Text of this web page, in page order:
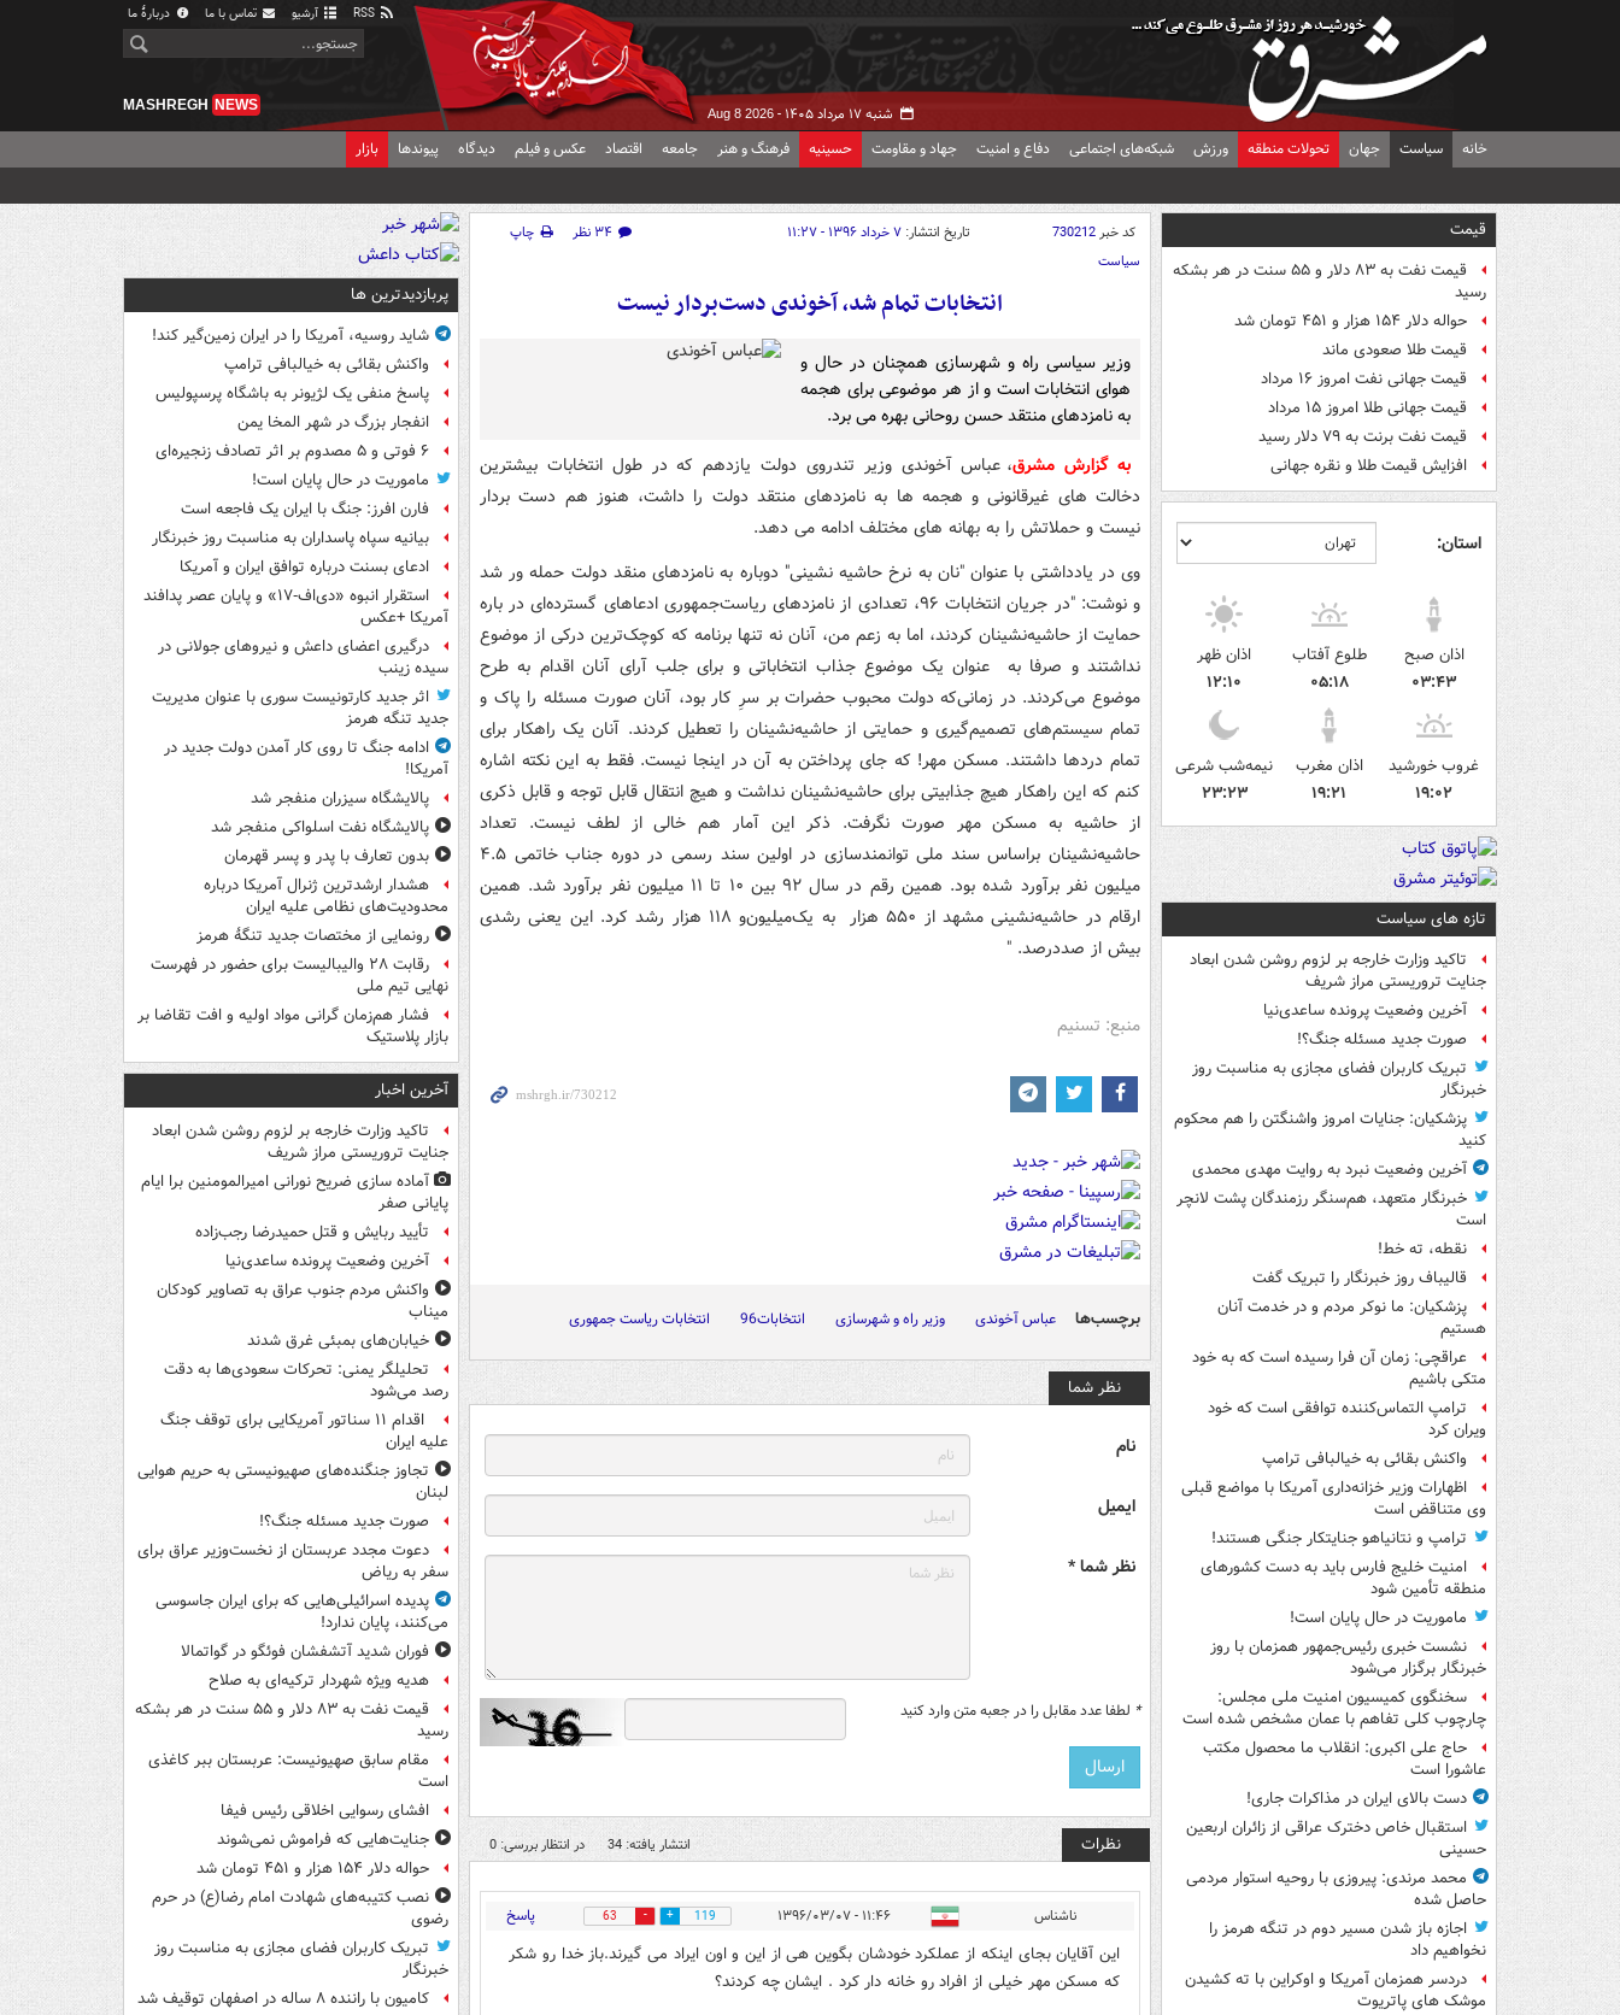
آرشیو تماس با ما دربارهٔ ما
شنبه ۱۷ مرداد ۱۴۰۵ - Aug 8 2026
MASHREGH NEWS
خانه سیاست جهان تحولات منطقه ورزش شبکه‌های اجتماعی دفاع و امنیت جهاد و مقاومت حسینیه فرهنگ و هنر جامعه اقتصاد عکس و فیلم دیدگاه پیوندها بازار
قیمت
قیمت نفت به ۸۳ دلار و ۵۵ سنت در هر بشکه
رسید
حواله دلار ۱۵۴ هزار و ۴۵۱ تومان شد
قیمت طلا صعودی ماند
قیمت جهانی نفت امروز ۱۶ مرداد
قیمت جهانی طلا امروز ۱۵ مرداد
قیمت نفت برنت به ۷۹ دلار رسید
افزایش قیمت طلا و نقره جهانی
استان:
اذان صبح
۰۳:۴۳
طلوع آفتاب
۰۵:۱۸
اذان ظهر
۱۲:۱۰
غروب خورشید
۱۹:۰۲
اذان مغرب
۱۹:۲۱
نیمه‌شب شرعی
۲۳:۲۳
تازه های سیاست
تاکید وزارت خارجه بر لزوم روشن شدن ابعاد
جنایت تروریستی مراز شریف
آخرین وضعیت پرونده ساعدی‌نیا
صورت جدید مسئله جنگ؟!
تبریک کاربران فضای مجازی به مناسبت روز
خبرنگار
پزشکیان: جنایات امروز واشنگتن را هم محکوم
کنید
آخرین وضعیت نبرد به روایت مهدی محمدی
خبرنگار متعهد، هم‌سنگر رزمندگان پشت لانچر
است
نقطه، ته خط!
قالیباف روز خبرنگار را تبریک گفت
پزشکیان: ما نوکر مردم و در خدمت آنان
هستیم
عراقچی: زمان آن فرا رسیده است که به خود
متکی باشیم
ترامپ التماس‌کننده توافقی است که خود
ویران کرد
واکنش بقائی به خیالبافی ترامپ
اظهارات وزیر خزانه‌داری آمریکا با مواضع قبلی
وی متناقض است
ترامپ و نتانیاهو جنایتکار جنگی هستند!
امنیت خلیج فارس باید به دست کشورهای
منطقه تأمین شود
ماموریت در حال پایان است!
نشست خبری رئیس‌جمهور همزمان با روز
خبرنگار برگزار می‌شود
سخنگوی کمیسیون امنیت ملی مجلس:
چارچوب کلی تفاهم با عمان مشخص شده است
حاج علی اکبری: انقلاب ما محصول مکتب
عاشورا است
دست بالای ایران در مذاکرات جاری!
استقبال خاص دخترک عراقی از زائران اربعین
حسینی
محمد مرندی: پیروزی با روحیه استوار مردمی
حاصل شده
اجازه باز شدن مسیر دوم در تنگه هرمز را
نخواهیم داد
دردسر همزمان آمریکا و اوکراین با ته کشیدن
موشک های پاتریوت
کد خبر730212 تاریخ انتشار: ۷ خرداد ۱۳۹۶ - ۱۱:۲۷ ۳۴ نظر
چاپ
سیاست
انتخابات تمام شد، آخوندی دست‌بردار نیست
وزیر سیاسی راه و شهرسازی همچنان در حال و
هوای انتخابات است و از هر موضوعی برای هجمه
به نامزدهای منتقد حسن روحانی بهره می برد.
به گزارش مشرق، عباس آخوندی وزیر تندروی دولت یازدهم که در طول انتخابات بیشترین
دخالت های غیرقانونی و هجمه ها به نامزدهای منتقد دولت را داشت، هنوز هم دست بردار
نیست و حملاتش را به بهانه های مختلف ادامه می دهد.
وی در یادداشتی با عنوان "نان به نرخ حاشیه نشینی" دوباره به نامزدهای منقد دولت حمله ور شد
و نوشت: "در جریان انتخابات ۹۶، تعدادی از نامزدهای ریاست‌جمهوری ادعاهای گسترده‌ای در باره
حمایت از حاشیه‌نشینان کردند، اما به زعم من، آنان نه تنها برنامه که کوچک‌ترین درکی از موضوع
نداشتند و صرفا به عنوان یک موضوع جذاب انتخاباتی و برای جلب آرای آنان اقدام به طرح
موضوع می‌کردند. در زمانی‌که دولت محبوب حضرات بر سرِ کار بود، آنان صورت مسئله را پاک و
تمام سیستم‌های تصمیم‌گیری و حمایتی از حاشیه‌نشینان را تعطیل کردند. آنان یک راهکار برای
تمام دردها داشتند. مسکن مهر! که جای پرداختن به آن در اینجا نیست. فقط به این نکته اشاره
کنم که این راهکار هیچ جذابیتی برای حاشیه‌نشینان نداشت و هیچ انتقال قابل توجه و قابل ذکری
از حاشیه به مسکن مهر صورت نگرفت. ذکر این آمار هم خالی از لطف نیست. تعداد
حاشیه‌نشینان براساس سند ملی توانمندسازی در اولین سند رسمی در دوره جناب خاتمی ۴.۵
میلیون نفر برآورد شده ‌بود. همین رقم در سال ۹۲ بین ۱۰ تا ۱۱ میلیون نفر برآورد شد. همین
ارقام در حاشیه‌نشینی مشهد از ۵۵۰ هزار به یک‌میلیون‌و ۱۱۸ هزار رشد کرد. این یعنی رشدی
بیش از صددرصد. "
منبع: تسنیم
برچسب‌ها عباس آخوندی وزیر راه و شهرسازی انتخابات96 انتخابات ریاست جمهوری
نظر شما
نام
ایمیل
نظر شما *
* لطفا عدد مقابل را در جعبه متن وارد کنید
نظرات انتشار یافته: 34 در انتظار بررسی: 0
ناشناس ۱۱:۴۶ - ۱۳۹۶/۰۳/۰۷ 119
63 پاسخ
این آقایان بجای اینکه از عملکرد خودشان بگوین هی از این و اون ایراد می گیرند.باز خدا رو شکر
که مسکن مهر خیلی از افراد رو خانه دار کرد . ایشان چه کردند؟
پربازدیدترین ها
شاید روسیه، آمریکا را در ایران زمین‌گیر کند!
واکنش بقائی به خیالبافی ترامپ
پاسخ منفی یک لژیونر به باشگاه پرسپولیس
انفجار بزرگ در شهر المخا یمن
۶ فوتی و ۵ مصدوم بر اثر تصادف زنجیره‌ای
ماموریت در حال پایان است!
فارن افرز: جنگ با ایران یک فاجعه است
بیانیه سپاه پاسداران به مناسبت روز خبرنگار
ادعای بسنت درباره توافق ایران و آمریکا
استقرار انبوه «دی‌اف‑۱۷» و پایان عصر پدافند
آمریکا +عکس
درگیری اعضای داعش و نیروهای جولانی در
سیده زینب
اثر جدید کارتونیست سوری با عنوان مدیریت
جدید تنگه هرمز
ادامه جنگ تا روی کار آمدن دولت جدید در
آمریکا!
پالایشگاه سیزران منفجر شد
پالایشگاه نفت اسلواکی منفجر شد
بدون تعارف با پدر و پسر قهرمان
هشدار ارشدترین ژنرال آمریکا درباره
محدودیت‌های نظامی علیه ایران
رونمایی از مختصات جدید تنگۀ هرمز
رقابت ۲۸ والیبالیست برای حضور در فهرست
نهایی تیم ملی
فشار هم‌زمان گرانی مواد اولیه و افت تقاضا بر
بازار پلاستیک
آخرین اخبار
تاکید وزارت خارجه بر لزوم روشن شدن ابعاد
جنایت تروریستی مراز شریف
آماده سازی ضریح نورانی امیرالمومنین برا ایام
پایانی صفر
تأیید ربایش و قتل حمیدرضا رجب‌زاده
آخرین وضعیت پرونده ساعدی‌نیا
واکنش مردم جنوب عراق به تصاویر کودکان
میناب
خیابان‌های بمبئی غرق شدند
تحلیلگر یمنی: تحرکات سعودی‌ها به دقت
رصد می‌شود
اقدام ۱۱ سناتور آمریکایی برای توقف جنگ
علیه ایران
تجاوز جنگنده‌های صهیونیستی به حریم هوایی
لبنان
صورت جدید مسئله جنگ؟!
دعوت مجدد عربستان از نخست‌وزیر عراق برای
سفر به ریاض
پدیده اسرائیلی‌هایی که برای ایران جاسوسی
می‌کنند، پایان ندارد!
فوران شدید آتشفشان فوئگو در گواتمالا
هدیه ویژه شهردار ترکیه‌ای به صلاح
قیمت نفت به ۸۳ دلار و ۵۵ سنت در هر بشکه
رسید
مقام سابق صهیونیست: عربستان ببر کاغذی
است
افشای رسوایی اخلاقی رئیس فیفا
جنایت‌هایی که فراموش نمی‌شوند
حواله دلار ۱۵۴ هزار و ۴۵۱ تومان شد
نصب کتیبه‌های شهادت امام رضا(ع) در حرم
رضوی
تبریک کاربران فضای مجازی به مناسبت روز
خبرنگار
کامیون با راننده ۸ ساله در اصفهان توقیف شد